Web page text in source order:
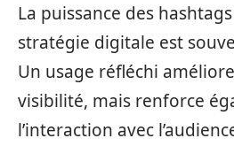
La puissance des
stratégie digitale est
Un usage réfléchi
visibilité, mais renforce
l’interaction avec